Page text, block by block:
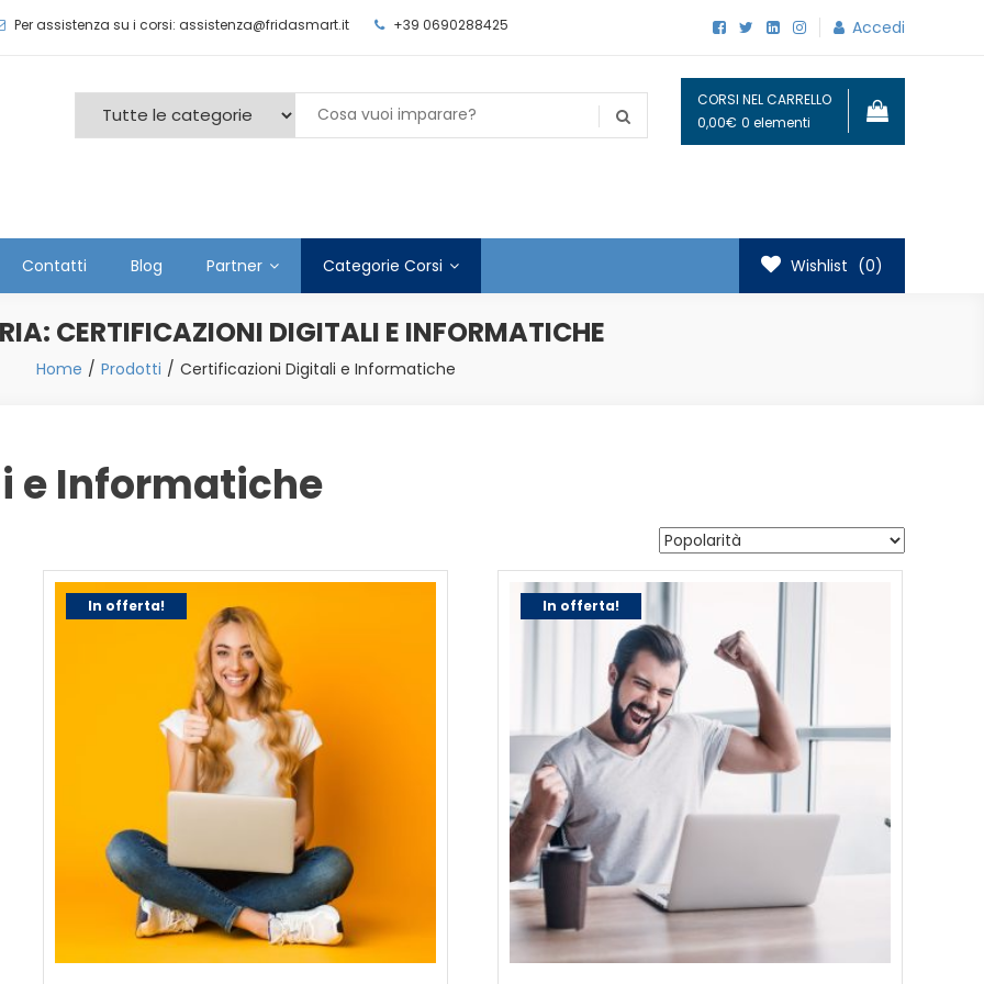
Per assistenza su i corsi: assistenza@fridasmart.it +39 0690288425 Accedi
CORSI NEL CARRELLO
0,00€ 0 elementi
Contatti Blog Partner Categorie Corsi Wishlist (0)
CERTIFICAZIONI DIGITALI E INFORMATICHE
Home Prodotti Certificazioni Digitali e Informatiche
e Informatiche
In offerta! In offerta!